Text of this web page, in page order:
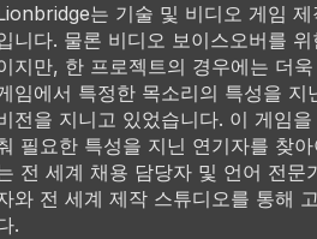
는 기술 및 비디오 게임
니다. 물론 비디오 보이스오버를
지만, 한 프로젝트의 경우에는 더
임에서 특정한 목소리의 특성을
전을 지니고 있었습니다. 이 게임
필요한 특성을 지닌 연기자를 찾
전 세계 채용 담당자 및 언어 전문
와 전 세계 제작 스튜디오를 통해
.